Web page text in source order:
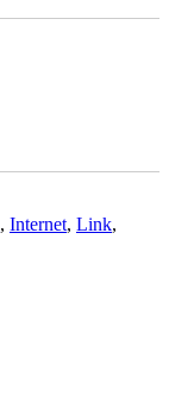
, Internet, Link,